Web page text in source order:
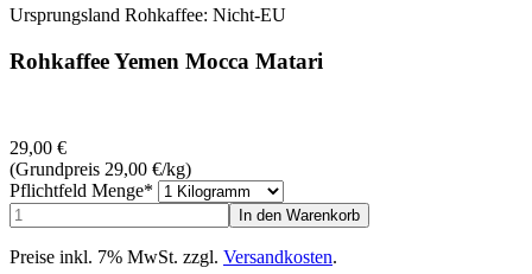
Ursprungsland Rohkaffee: Nicht-EU
Rohkaffee Yemen Mocca Matari
29,00 €
(Grundpreis 29,00 €/kg)
Pflichtfeld Menge*
Preise inkl. 7% MwSt. zzgl. Versandkosten.